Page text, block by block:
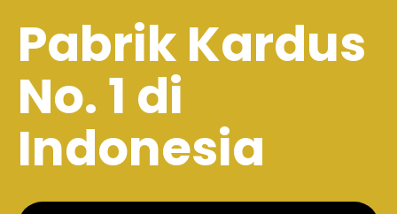
Pabrik Kardus
No. 1 di
Indonesia